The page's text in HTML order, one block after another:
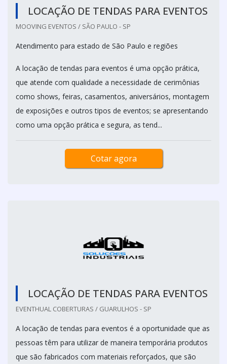
LOCAÇÃO DE TENDAS PARA EVENTOS
MOOVING EVENTOS / SÃO PAULO - SP
Atendimento para estado de São Paulo e regiões
A locação de tendas para eventos é uma opção prática,
que atende com qualidade a necessidade de cerimônias
como shows, feiras, casamentos, aniversários, montagem
de exposições e outros tipos de eventos; se apresentando
como uma opção prática e segura, as tend...
Cotar agora
LOCAÇÃO DE TENDAS PARA EVENTOS
EVENTHUAL COBERTURAS / GUARULHOS - SP
A locação de tendas para eventos é a oportunidade que as
pessoas têm para utilizar de maneira temporária produtos
que são fabricados com materiais reforçados, que são